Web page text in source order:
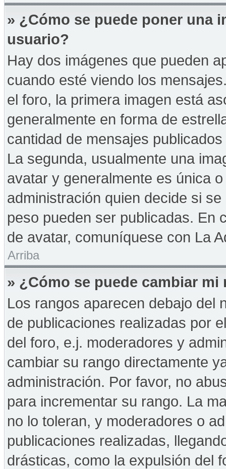
» ¿Cómo se puede poner una
usuario?
Hay dos imágenes que pueden
cuando esté viendo los
el foro, la primera imagen está
generalmente en forma de
cantidad de mensajes
La segunda, usualmente una
avatar y generalmente es única
administración quien decide si
peso pueden ser publicadas. En
de avatar, comuníquese con La
Arriba
» ¿Cómo se puede cambiar mi
Los rangos aparecen debajo del
de publicaciones realizadas por
del foro, e.j. moderadores y
cambiar su rango directamente
administración. Por favor, no
para incrementar su rango. La
no lo toleran, y moderadores o
publicaciones realizadas,
drásticas, como la expulsión del